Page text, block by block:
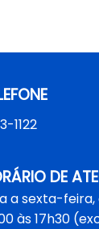
1122
DE
a sexta-feira,
às 17h30